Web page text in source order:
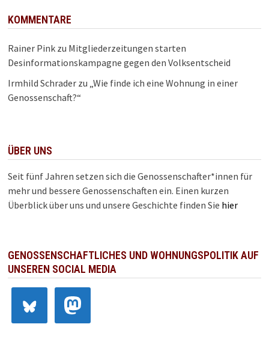
KOMMENTARE
Rainer Pink zu Mitgliederzeitungen starten
Desinformationskampagne gegen den Volksentscheid
Irmhild Schrader zu „Wie finde ich eine Wohnung in einer
Genossenschaft?“
ÜBER UNS
Seit fünf Jahren setzen sich die Genossenschafter*innen für
mehr und bessere Genossenschaften ein. Einen kurzen
Überblick über uns und unsere Geschichte finden Sie hier
GENOSSENSCHAFTLICHES UND WOHNUNGSPOLITIK AUF
UNSEREN SOCIAL MEDIA